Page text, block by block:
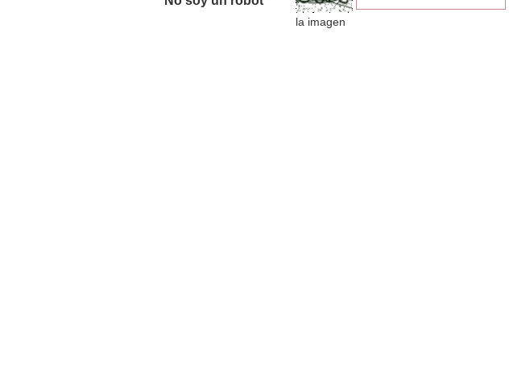
la imagen